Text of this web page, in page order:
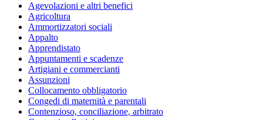
Agevolazioni e altri benefici
Agricoltura
Ammortizzatori sociali
Appalto
Apprendistato
Appuntamenti e scadenze
Artigiani e commercianti
Assunzioni
Collocamento obbligatorio
Congedi di maternità e parentali
Contenzioso, conciliazione, arbitrato